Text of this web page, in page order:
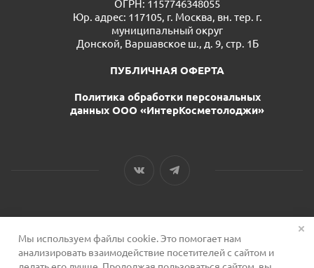
ОГРН: 1157746348055
Юр. адрес: 117105, г. Москва, вн. тер. г.
муниципальный округ
Донской, Варшавское ш., д. 9, стр. 1Б
ПУБЛИЧНАЯ ОФЕРТА
Политика обработки персональных
данных ООО «ИнтерКосметолоджи»
2026 © Сервис для косметологов
Мы используем файлы cookie. Это помогает нам
анализировать взаимодействие посетителей с сайтом и